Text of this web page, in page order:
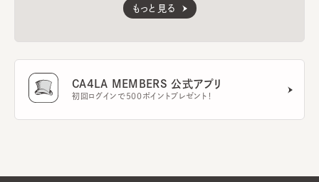
もっと見る
CA4LA MEMBERS 公式アプリ
初回ログインで500ポイントプレゼント！